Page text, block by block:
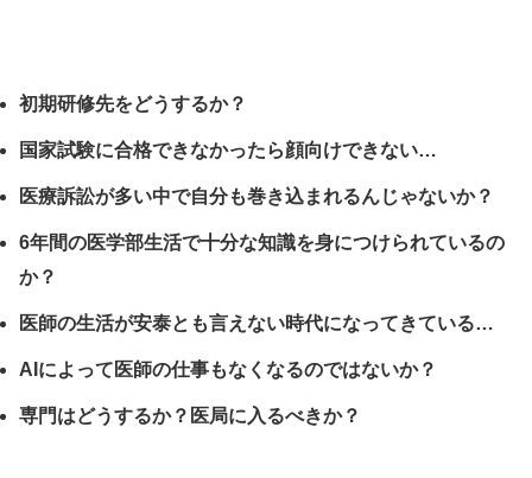
初期研修先をどうするか？
国家試験に合格できなかったら顔向けできない…
医療訴訟が多い中で自分も巻き込まれるんじゃないか？
6年間の医学部生活で十分な知識を身につけられているの
か？
医師の生活が安泰とも言えない時代になってきている…
AIによって医師の仕事もなくなるのではないか？
専門はどうするか？医局に入るべきか？